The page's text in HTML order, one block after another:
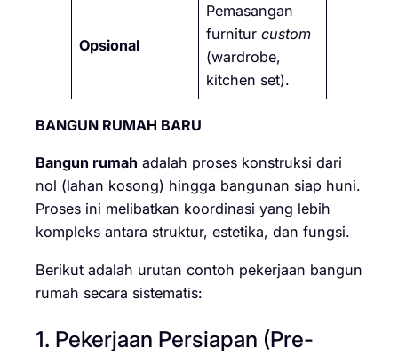
Opsional
Pemasangan
furniturcustom
(wardrobe,
kitchen set).
BANGUN RUMAH BARU
Bangun rumah adalah proses konstruksi dari
nol (lahan kosong) hingga bangunan siap huni.
Proses ini melibatkan koordinasi yang lebih
kompleks antara struktur, estetika, dan fungsi.
Berikut adalah urutan contoh pekerjaan bangun
rumah secara sistematis:
1. Pekerjaan Persiapan (Pre-